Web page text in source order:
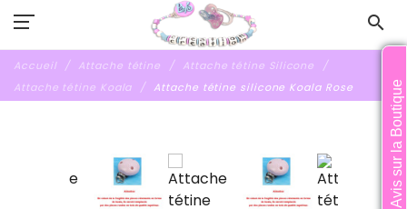
search
Accueil Attache tétine
Attache tétine Silicone
Attache tétine Koala
Attache tétine silicone Koala Rose Avis sur la Boutique